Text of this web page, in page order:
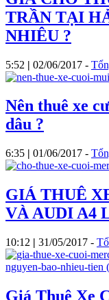
TRẦN TẠI
NHIÊU ?
5:52 | 02/06/2017 -
Nên thuê xe
dâu ?
6:35 | 01/06/2017 -
GIÁ THUÊ
VÀ AUDI A4
10:12 | 31/05/2017 -
Giá Thuê Xe